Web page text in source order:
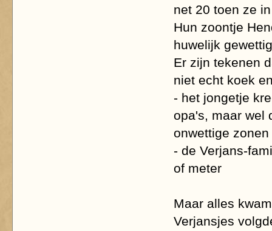
net 20 toen ze
Hun zoontje
huwelijk
Er zijn tekenen
niet echt koek
- het jongetje
opa's, maar wel
onwettige
- de Verjans-
of meter
Maar alles
Verjansjes